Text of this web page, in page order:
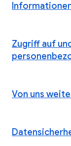
Zugriff auf
Von uns